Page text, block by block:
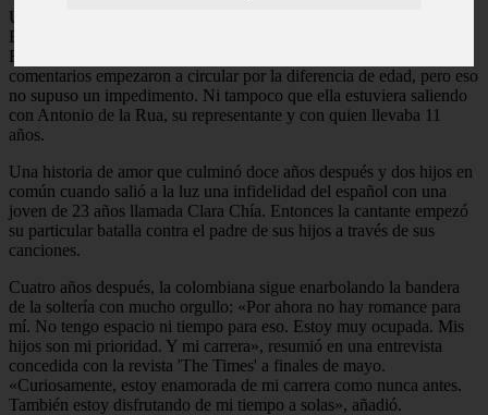
Una coincidencia que recuerda al momento en el que la de
Barranquilla oficializó su relación con el entonces jugador del
Barcelona F.C. y que tiene 10 años menor que ella. Muchos
comentarios empezaron a circular por la diferencia de edad, pero eso
no supuso un impedimento. Ni tampoco que ella estuviera saliendo
con Antonio de la Rua, su representante y con quien llevaba 11
años.
Una historia de amor que culminó doce años después y dos hijos en
común cuando salió a la luz una infidelidad del español con una
joven de 23 años llamada Clara Chía. Entonces la cantante empezó
su particular batalla contra el padre de sus hijos a través de sus
canciones.
Cuatro años después, la colombiana sigue enarbolando la bandera
de la soltería con mucho orgullo: «Por ahora no hay romance para
mí. No tengo espacio ni tiempo para eso. Estoy muy ocupada. Mis
hijos son mi prioridad. Y mi carrera», resumió en una entrevista
concedida con la revista 'The Times' a finales de mayo.
«Curiosamente, estoy enamorada de mi carrera como nunca antes.
También estoy disfrutando de mi tiempo a solas», añadió.